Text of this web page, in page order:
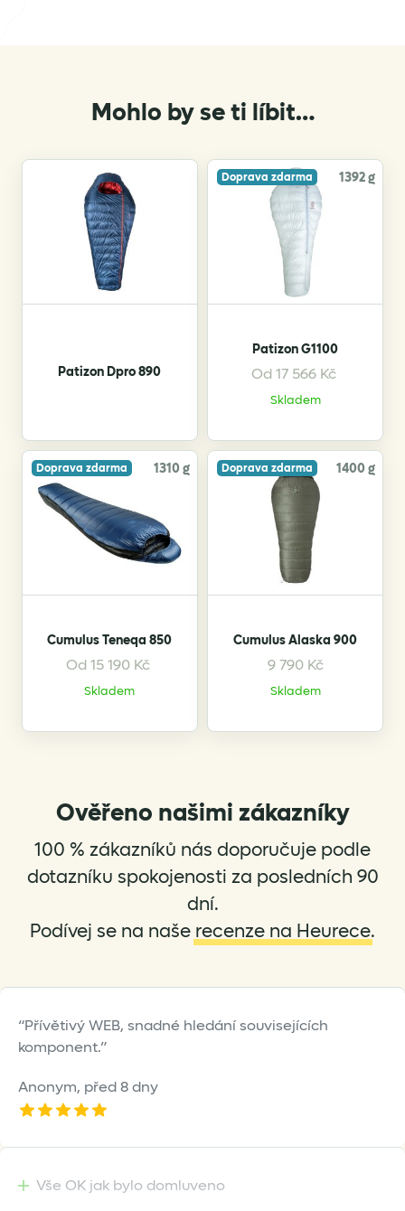
Mohlo by se ti líbit…
Patizon Dpro 890
Doprava zdarma 1392 g
Patizon G1100
Od 17 566 Kč
Skladem
This
product
multiple
variants.
The
options
may
be
chosen
on
product
page
Doprava zdarma 1310 g
Cumulus Teneqa 850
Od15 190 Kč
Skladem
This
product
multiple
options
may
be
chosen
on
product
Doprava zdarma 1400 g
Cumulus Alaska 900
9 790 Kč
Skladem
This
product
multiple
options
may
be
chosen
on
product
Ověřeno našimi zákazníky
100 % zákazníků nás doporučuje podle
dotazníku spokojenosti za posledních 90
dní.
Podívej se na naše recenze na Heurece.
Přívětivý WEB, snadné hledání souvisejících
komponent.
Anonym, před 8 dny
Vše OK jak bylo domluveno